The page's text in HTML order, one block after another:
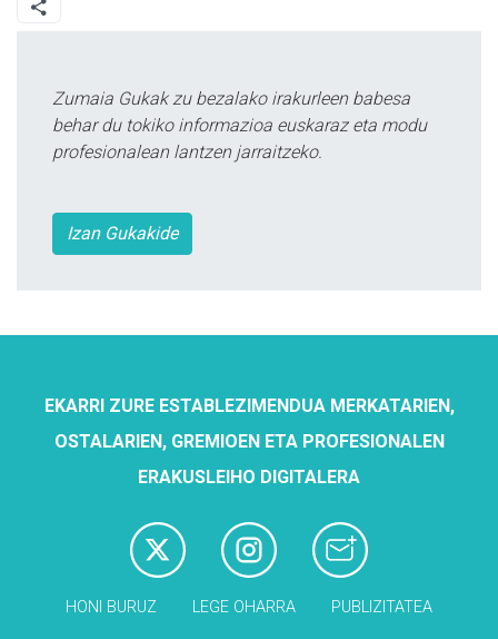
Zumaia Gukak zu bezalako irakurleen babesa
behar du tokiko informazioa euskaraz eta modu
profesionalean lantzen jarraitzeko.
Izan Gukakide
EKARRI ZURE ESTABLEZIMENDUA MERKATARIEN,
OSTALARIEN, GREMIOEN ETA PROFESIONALEN
ERAKUSLEIHO DIGITALERA
HONI BURUZ LEGE OHARRA PUBLIZITATEA